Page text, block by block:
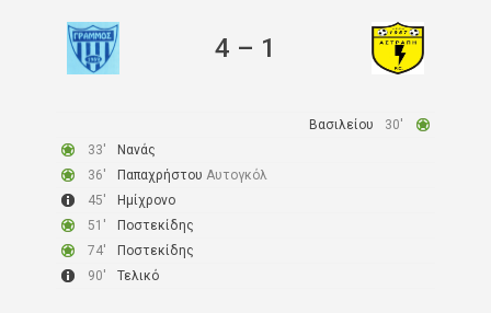
4 – 1
30′
Βασιλείου
33′
Νανάς
36′
ΠαπαχρήστουΑυτογκόλ
45′
Ημίχρονο
51′
Ποστεκίδης
74′
Ποστεκίδης
90′
Τελικό